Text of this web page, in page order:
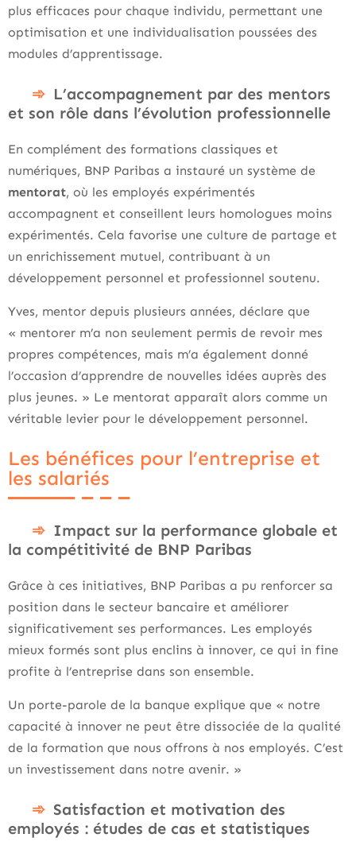
plus efficaces pour chaque individu, permettant une
optimisation et une individualisation poussées des
modules d’apprentissage.
L’accompagnement par des mentors
et son rôle dans l’évolution professionnelle
En complément des formations classiques et
numériques, BNP Paribas a instauré un système de
mentorat, où les employés expérimentés
accompagnent et conseillent leurs homologues moins
expérimentés. Cela favorise une culture de partage et
un enrichissement mutuel, contribuant à un
développement personnel et professionnel soutenu.
Yves, mentor depuis plusieurs années, déclare que
« mentorer m’a non seulement permis de revoir mes
propres compétences, mais m’a également donné
l’occasion d’apprendre de nouvelles idées auprès des
plus jeunes. » Le mentorat apparaît alors comme un
véritable levier pour le développement personnel.
Les bénéfices pour l’entreprise et
les salariés
Impact sur la performance globale et
la compétitivité de BNP Paribas
Grâce à ces initiatives, BNP Paribas a pu renforcer sa
position dans le secteur bancaire et améliorer
significativement ses performances. Les employés
mieux formés sont plus enclins à innover, ce qui in fine
profite à l’entreprise dans son ensemble.
Un porte-parole de la banque explique que « notre
capacité à innover ne peut être dissociée de la qualité
de la formation que nous offrons à nos employés. C’est
un investissement dans notre avenir. »
Satisfaction et motivation des
employés : études de cas et statistiques